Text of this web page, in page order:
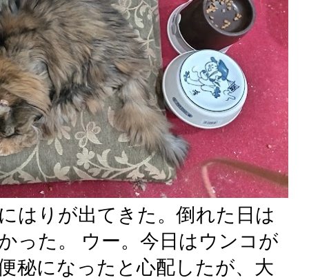
はりが出てきた。倒れた日は
った。 ウー。今日はウンコが
秘になったと心配したが、大